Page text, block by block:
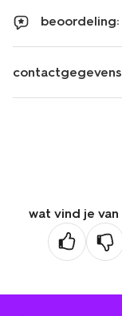
contactgegevens
wat vind je